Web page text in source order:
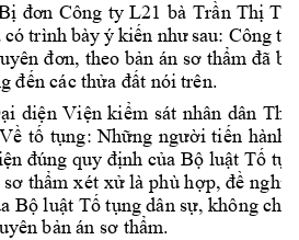
đơn Công ty L21 bà Trần Thị T3
có trình bày ý kiến như sau: Công ty
đơn, theo bản án sơ thẩm đã
đến các thửa đất nói trên.
diện Viện kiểm sát nhân dân
Về tố tụng: Những người tiến hành
đúng quy định của Bộ luật Tố
sơ thẩm xét xử là phù hợp, đề nghị
Bộ luật Tố tụng dân sự, không
bản án sơ thẩm.